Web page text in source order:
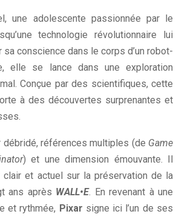
une adolescente passionnée par le
technologie révolutionnaire lui
conscience dans le corps d’un robot-
elle se lance dans une exploration
Conçue par des scientifiques, cette
à des découvertes surprenantes et
débridé, références multiples (de Game
) et une dimension émouvante. Il
et actuel sur la préservation de la
ans après WALL•E. En revenant à une
et rythmée, Pixar signe ici l’un de ses